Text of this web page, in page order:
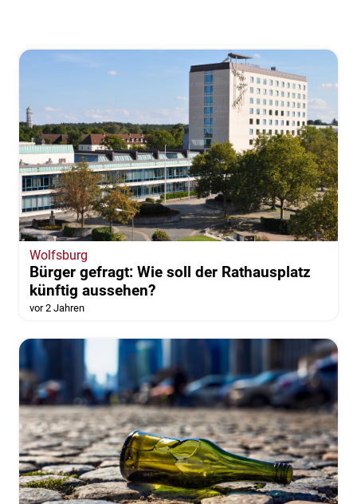
Wolfsburg
Bürger gefragt: Wie soll der Rathausplatz
künftig aussehen?
vor 2 Jahren